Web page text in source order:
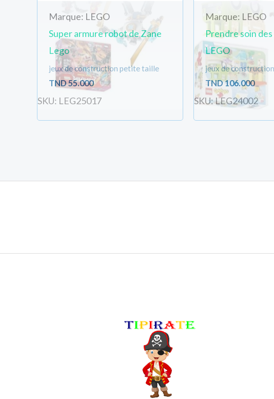
Marque: LEGO
Super armure robot de Zane
Lego
jeux de construction petite taille
TND55.000
SKU: LEG25017
Marque: LEGO
Prendre soin
LEGO
jeux de
TND106.000
SKU: LEG24002